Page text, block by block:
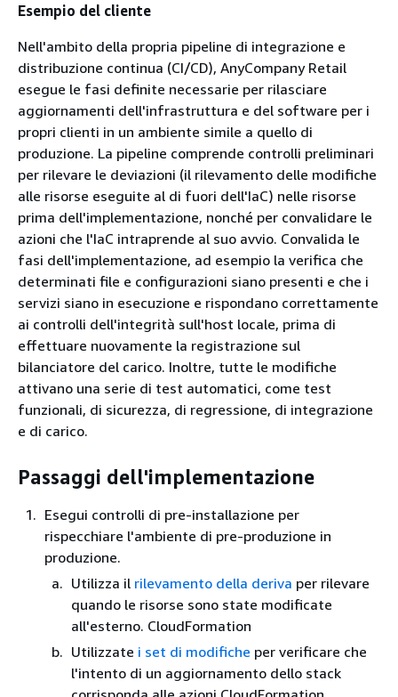
Esempio del cliente
Nell'ambito della propria pipeline di integrazione e
distribuzione continua (CI/CD), AnyCompany Retail
esegue le fasi definite necessarie per rilasciare
aggiornamenti dell'infrastruttura e del software per i
propri clienti in un ambiente simile a quello di
produzione. La pipeline comprende controlli preliminari
per rilevare le deviazioni (il rilevamento delle modifiche
alle risorse eseguite al di fuori dell'IaC) nelle risorse
prima dell'implementazione, nonché per convalidare le
azioni che l'IaC intraprende al suo avvio. Convalida le
fasi dell'implementazione, ad esempio la verifica che
determinati file e configurazioni siano presenti e che i
servizi siano in esecuzione e rispondano correttamente
ai controlli dell'integrità sull'host locale, prima di
effettuare nuovamente la registrazione sul
bilanciatore del carico. Inoltre, tutte le modifiche
attivano una serie di test automatici, come test
funzionali, di sicurezza, di regressione, di integrazione
e di carico.
Passaggi dell'implementazione
Esegui controlli di pre-installazione per
rispecchiare l'ambiente di pre-produzione in
produzione.
Utilizza il rilevamento della deriva per rilevare
quando le risorse sono state modificate
all'esterno. CloudFormation
Utilizzate i set di modifiche per verificare che
l'intento di un aggiornamento dello stack